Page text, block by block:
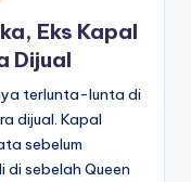
Eks Kapal
Dijual
terlunta-lunta di
dijual. Kapal
sebelum
sebelah Queen